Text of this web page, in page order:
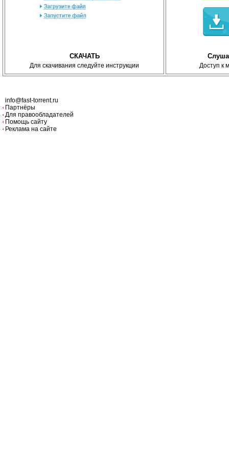
СКАЧАТЬ
Для скачивания следуйте инструкции Доступ к
info@fast-torrent.ru
Партнёры
Для правообладателей
Помощь сайту
Реклама на сайте